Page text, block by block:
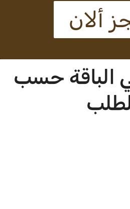
ألان
الباقة حسب